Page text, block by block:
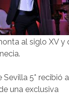
al siglo XV y
Sevilla 5* recibió a
una exclusiva